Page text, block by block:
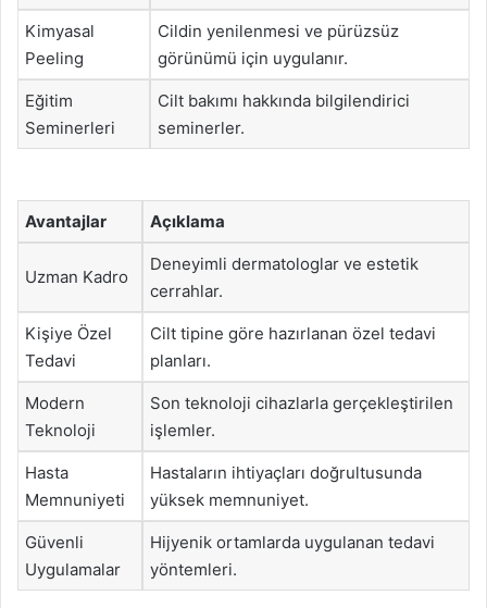
Kimyasal
Peeling
Cildin yenilenmesi ve pürüzsüz
görünümü için uygulanır.
Eğitim
Seminerleri
Cilt bakımı hakkında bilgilendirici
seminerler.
Avantajlar Açıklama
Uzman Kadro
Deneyimli dermatologlar ve estetik
cerrahlar.
Kişiye Özel
Tedavi
Cilt tipine göre hazırlanan özel tedavi
planları.
Modern
Teknoloji
Son teknoloji cihazlarla gerçekleştirilen
işlemler.
Hasta
Memnuniyeti
Hastaların ihtiyaçları doğrultusunda
yüksek memnuniyet.
Güvenli
Uygulamalar
Hijyenik ortamlarda uygulanan tedavi
yöntemleri.